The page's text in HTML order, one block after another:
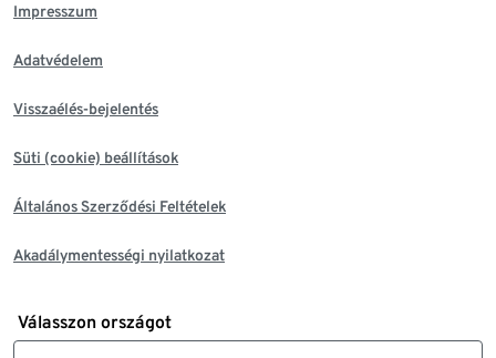
Impresszum
Adatvédelem
Visszaélés-bejelentés
Süti (cookie) beállítások
Általános Szerződési Feltételek
Akadálymentességi nyilatkozat
Válasszon országot